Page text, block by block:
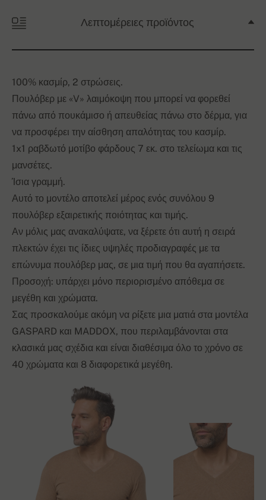
Λεπτομέρειες προϊόντος
100% κασμίρ, 2 στρώσεις.
Πουλόβερ με «V» λαιμόκοψη που μπορεί να φορεθεί
πάνω από πουκάμισο ή απευθείας πάνω στο δέρμα, για
να προσφέρει την αίσθηση απαλότητας του κασμίρ.
1x1 ραβδωτό μοτίβο φάρδους 7 εκ. στο τελείωμα και τις
μανσέτες.
Ίσια γραμμή.
Αυτό το μοντέλο αποτελεί μέρος ενός συνόλου 9
πουλόβερ εξαιρετικής ποιότητας και τιμής.
Αν μόλις μας ανακαλύψατε, να ξέρετε ότι αυτή η σειρά
πλεκτών έχει τις ίδιες υψηλές προδιαγραφές με τα
επώνυμα πουλόβερ μας, σε μια τιμή που θα αγαπήσετε.
Προσοχή: υπάρχει μόνο περιορισμένο απόθεμα σε
μεγέθη και χρώματα.
Σας προσκαλούμε ακόμη να ρίξετε μια ματιά στα μοντέλα
GASPARD και MADDOX, που περιλαμβάνονται στα
κλασικά μας σχέδια και είναι διαθέσιμα όλο το χρόνο σε
40 χρώματα και 8 διαφορετικά μεγέθη.